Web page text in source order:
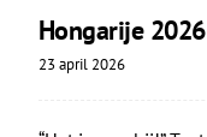
Hongarije
23 april 2026